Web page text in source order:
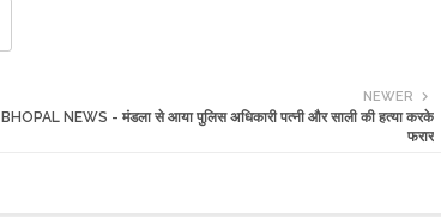
NEWER
BHOPAL NEWS - मंडला से आया पुलिस अधिकारी पत्नी और साली की हत्या करके
फरार